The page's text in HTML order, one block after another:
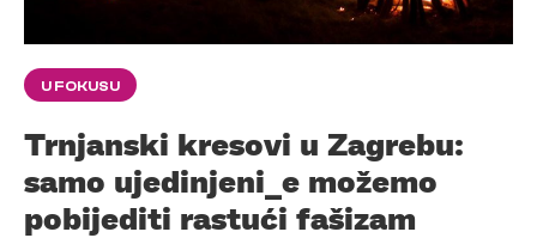
U FOKUSU
Trnjanski kresovi u Zagrebu:
samo ujedinjeni_e možemo
pobijediti rastući fašizam